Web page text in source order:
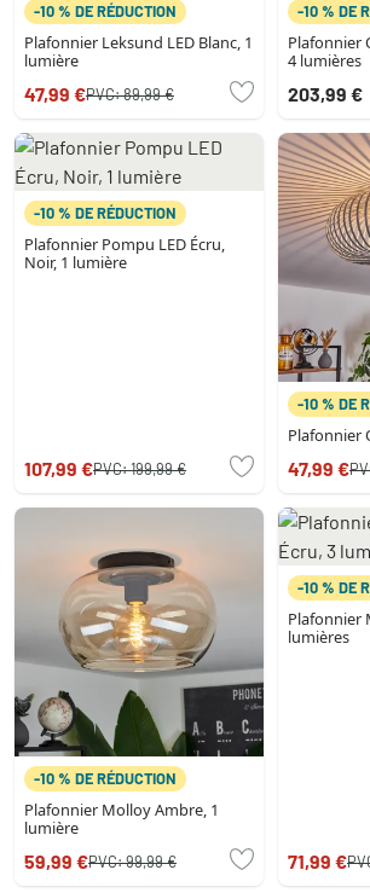
-10 % DE RÉDUCTION
Plafonnier Leksund LED Blanc, 1
lumière
47,99 €PVC:89,99 €
-10 % DE
Plafonnier
4 lumières
203,99 €
-10 % DE RÉDUCTION
Plafonnier Pompu LED Écru,
Noir, 1 lumière
107,99 €PVC:199,99 €
-10 % DE
Plafonnier
47,99 €
-10 % DE RÉDUCTION
Plafonnier Molloy Ambre, 1
lumière
59,99 €PVC:99,99 €
-10 % DE
Plafonnier
lumières
71,99 €